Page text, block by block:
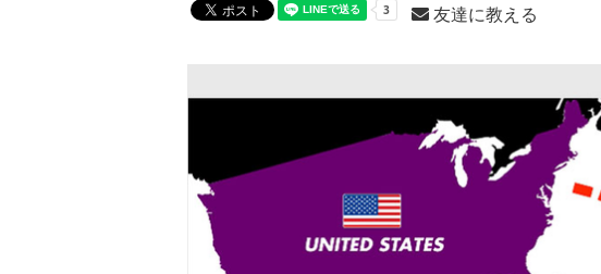
友達に教える